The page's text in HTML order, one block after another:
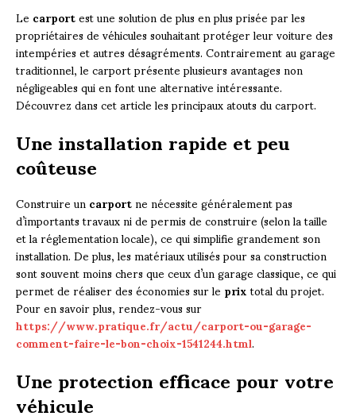
Lecarportest une solution de plus en plus prisée par les
propriétaires de véhicules souhaitant protéger leur voiture des
intempéries et autres désagréments. Contrairement au garage
traditionnel, le carport présente plusieurs avantages non
négligeables qui en font une alternative intéressante.
Découvrez dans cet article les principaux atouts du carport.
Une installation rapide et peu
coûteuse
Construire uncarportne nécessite généralement pas
d’importants travaux ni de permis de construire (selon la taille
et la réglementation locale), ce qui simplifie grandement son
installation. De plus, les matériaux utilisés pour sa construction
sont souvent moins chers que ceux d’un garage classique, ce qui
permet de réaliser des économies sur leprixtotal du projet.
Pour en savoir plus, rendez-vous sur
https://www.pratique.fr/actu/carport-ou-garage-
comment-faire-le-bon-choix-1541244.html.
Une protection efficace pour votre
véhicule